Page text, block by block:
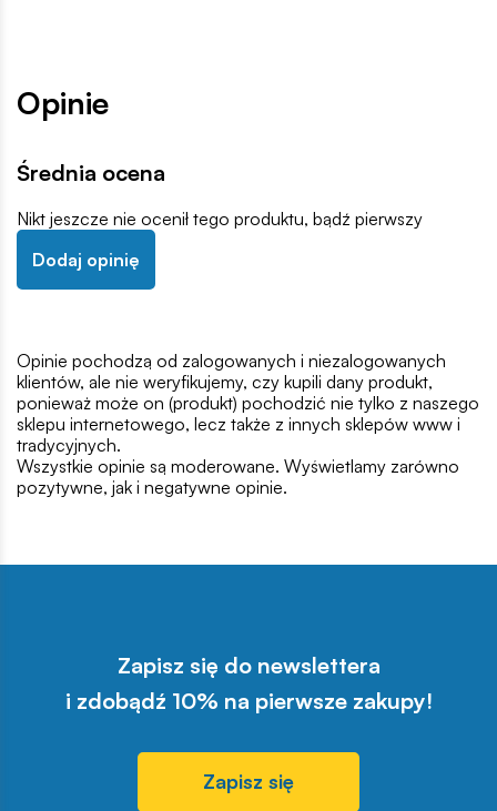
Opinie
Średnia ocena
Nikt jeszcze nie ocenił tego produktu, bądź pierwszy
Dodaj opinię
Opinie pochodzą od zalogowanych i niezalogowanych
klientów, ale nie weryfikujemy, czy kupili dany produkt,
ponieważ może on (produkt) pochodzić nie tylko z naszego
sklepu internetowego, lecz także z innych sklepów www i
tradycyjnych.
Wszystkie opinie są moderowane. Wyświetlamy zarówno
pozytywne, jak i negatywne opinie.
Zapisz się do newslettera
i zdobądź 10% na pierwsze zakupy!
Zapisz się